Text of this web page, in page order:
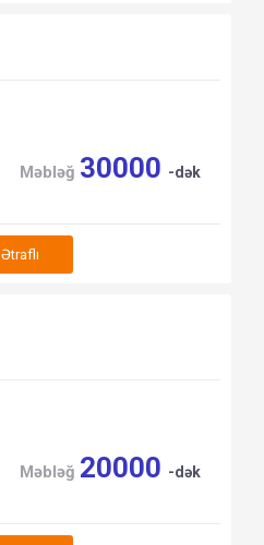
Məbləğ 30000 -dək
Ətraflı
Məbləğ 20000 -dək